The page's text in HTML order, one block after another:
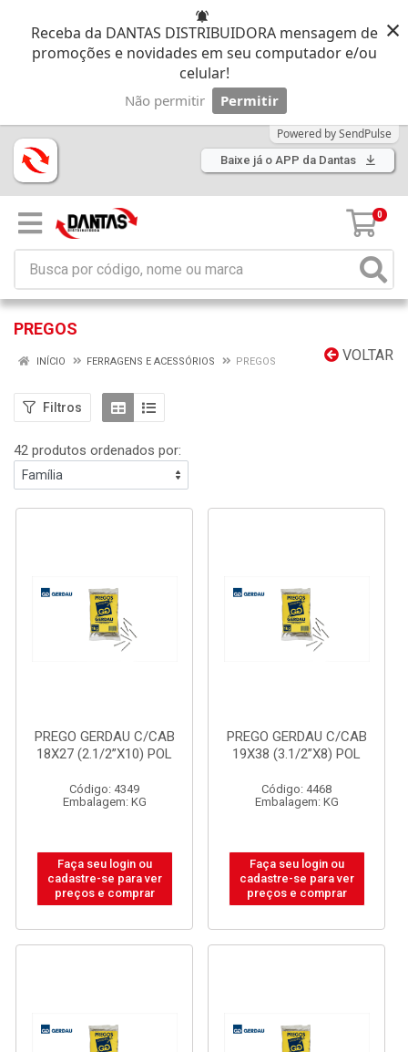
Receba da DANTAS DISTRIBUIDORA mensagem de
promoções e novidades em seu computador e/ou
celular!
Não permitir Permitir
Powered by SendPulse
×
Baixe já o APP da Dantas
0
PREGOS
VOLTAR
INÍCIO FERRAGENS E ACESSÓRIOS PREGOS
Filtros
42 produtos ordenados por:
PREGO GERDAU C/CAB
18X27 (2.1/2”X10) POL
Código: 4349
Embalagem: KG
Faça seu login ou
cadastre-se para ver
preços e comprar
PREGO GERDAU C/CAB
19X38 (3.1/2”X8) POL
Código: 4468
Embalagem: KG
Faça seu login ou
cadastre-se para ver
preços e comprar